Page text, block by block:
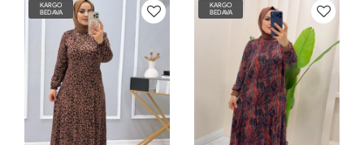
KARGO
BEDAVA
KARGO
BEDAVA